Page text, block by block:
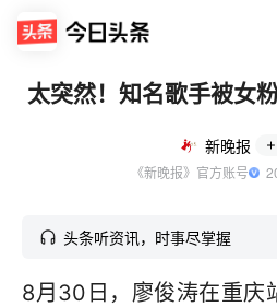
太突然！知名歌手被女
新晚报
《新晚报》官方账号
头条听资讯，时事尽掌握
8月30日，廖俊涛在重庆